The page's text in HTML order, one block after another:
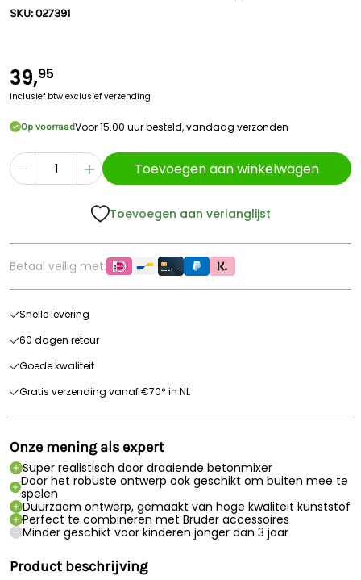
SKU: 027391
39,95
Inclusief btw exclusief verzending
Op voorraadVoor 15.00 uur besteld, vandaag verzonden
Toevoegen aan winkelwagen
Toevoegen aan verlanglijst
Betaal veilig met:
Snelle levering
60 dagen retour
Goede kwaliteit
Gratis verzending vanaf €70* in NL
Onze mening als expert
Super realistisch door draaiende betonmixer
Door het robuste ontwerp ook geschikt om buiten mee te
spelen
Duurzaam ontwerp, gemaakt van hoge kwaliteit kunststof
Perfect te combineren met Bruder accessoires
Minder geschikt voor kinderen jonger dan 3 jaar
Product beschrijving